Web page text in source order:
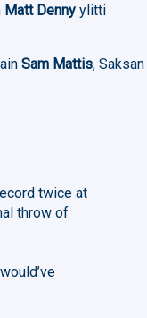
Matt Denny ylitti
Sam Mattis, Saksan
twice at
throw of